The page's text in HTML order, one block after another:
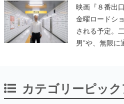
映画『８番出
金曜ロードシ
される予定。
男”や、無限に
カテゴリーピッ